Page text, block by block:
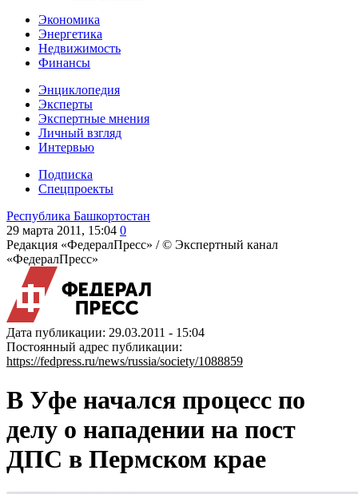
Экономика
Энергетика
Недвижимость
Финансы
Энциклопедия
Эксперты
Экспертные мнения
Личный взгляд
Интервью
Подписка
Спецпроекты
Республика Башкортостан
29 марта 2011, 15:04 0
Редакция «ФедералПресс» /© Экспертный канал
«ФедералПресс»
Дата публикации: 29.03.2011 - 15:04
Постоянный адрес публикации:
https://fedpress.ru/news/russia/society/1088859
В Уфе начался процесс по
делу о нападении на пост
ДПС в Пермском крае